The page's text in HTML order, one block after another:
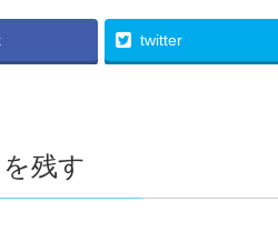
twitter
残す